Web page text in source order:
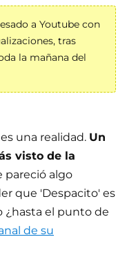
a Youtube con
tras
la mañana del
una realidad. Un
visto de la
pareció algo
que 'Despacito' es
¿hasta el punto de
de su